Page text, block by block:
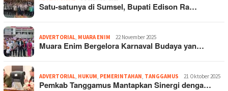
Satu-satunya di Sumsel, Bupati Edison Ra…
ADVERTORIAL MUARA ENIM 22 November 2025
Muara Enim Bergelora Karnaval Budaya yan…
ADVERTORIAL HUKUM PEMERINTAHAN TANGGAMUS 21 Oktober 2025
Pemkab Tanggamus Mantapkan Sinergi denga…